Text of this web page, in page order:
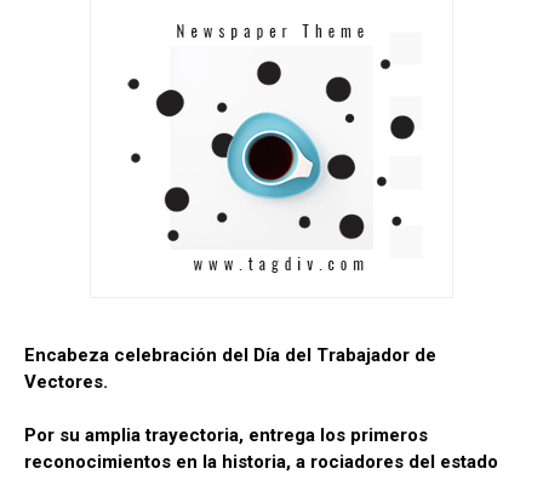
Encabeza celebración del Día del Trabajador de
Vectores.
Por su amplia trayectoria, entrega los primeros
reconocimientos en la historia, a rociadores del estado